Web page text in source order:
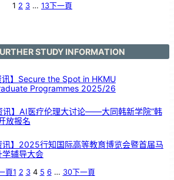
1 2 3 … 13下一頁
STUDY INFORMATION
讯】Secure the Spot in HKMU
Programmes 2025/26
讯】AI医疗伦理大讨论——大同韩新学院“韩
放报名
讯】2025行知国际高等教育博览会暨首届马
学辅导大会
頁1 2 3 4 5 6 … 30下一頁